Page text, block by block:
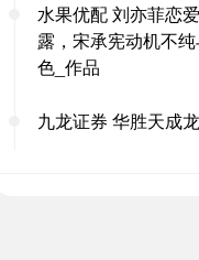
水果优配 刘亦菲恋
露，宋承宪动机不
色_作品
九龙证券 华胜天成